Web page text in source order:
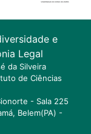
e
Legal
da Silveira
de Ciências
- Sala 225
Belem(PA) -